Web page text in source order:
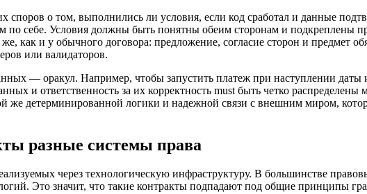
о том, выполнились ли условия, если код сработал и данные
по себе. Условия должны быть понятны обеим сторонам и подкреплены
как и у обычного договора: предложение, согласие сторон и предмет
или валидаторов.
— оракул. Например, чтобы запустить платеж при наступлении
и ответственность за их корректность must быть четко
же детерминированной логики и надежной связи с внешним миром,
разные системы права
через технологическую инфраструктуру. В большинстве
Это значит, что такие контракты подпадают под общие принципы